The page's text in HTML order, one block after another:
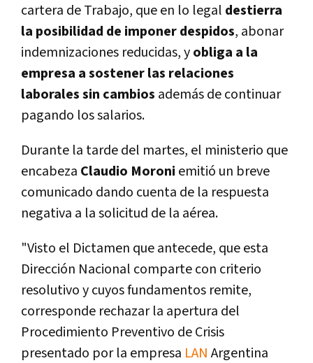
cartera de Trabajo, que en lo legal destierra
la posibilidad de imponer despidos, abonar
indemnizaciones reducidas, yobliga a la
empresa a sostener las relaciones
laborales sin cambios además de continuar
pagando los salarios.
Durante la tarde del martes, el ministerio que
encabeza Claudio Moroni emitió un breve
comunicado dando cuenta de la respuesta
negativa a la solicitud de la aérea.
"Visto el Dictamen que antecede, que esta
Dirección Nacional comparte con criterio
resolutivo y cuyos fundamentos remite,
corresponde rechazar la apertura del
Procedimiento Preventivo de Crisis
presentado por la empresa LANArgentina